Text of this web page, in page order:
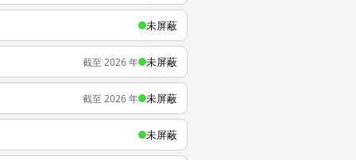
未屏蔽
截至 2026 年 未屏蔽
截至 2026 年 未屏蔽
未屏蔽